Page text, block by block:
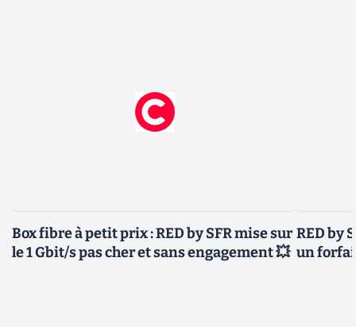
Box fibre à petit prix : RED by SFR mise sur
le 1 Gbit/s pas cher et sans engagement 💥
RED by
un